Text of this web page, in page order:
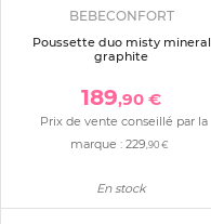
BEBECONFORT
Poussette duo misty mineral
graphite
189,90 €
Prix de vente conseillé par la
marque : 229 ,90 €
En stock